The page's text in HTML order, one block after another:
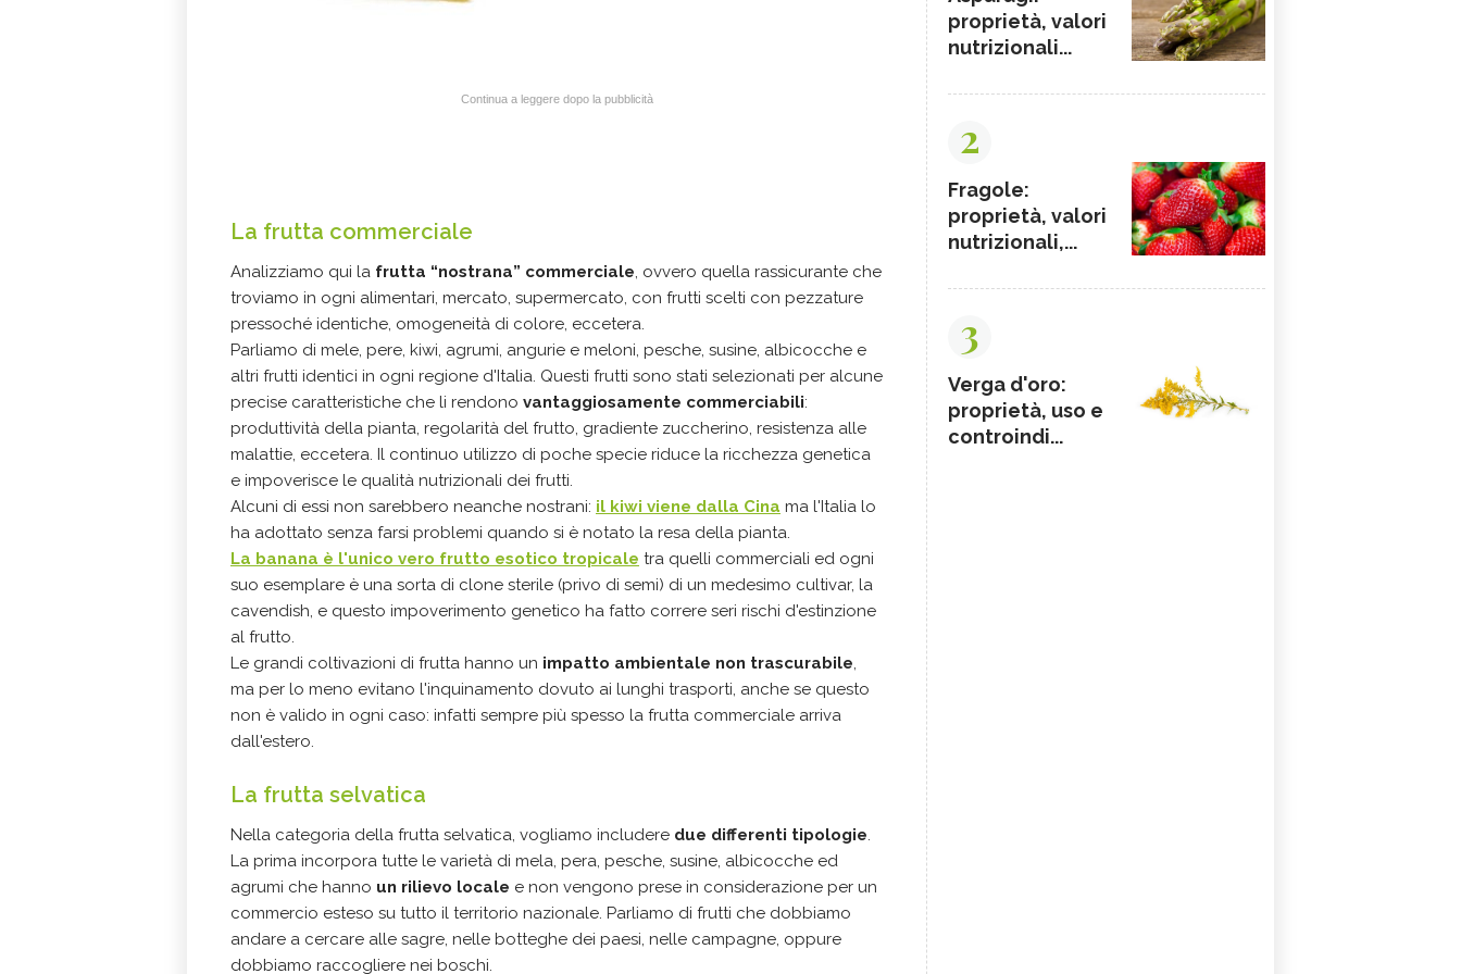
Continua a leggere dopo la pubblicità
La frutta commerciale
Analizziamo qui la frutta “nostrana” commerciale, ovvero quella rassicurante che
troviamo in ogni alimentari, mercato, supermercato, con frutti scelti con pezzature
pressoché identiche, omogeneità di colore, eccetera.
Parliamo di mele, pere, kiwi, agrumi, angurie e meloni, pesche, susine, albicocche e
altri frutti identici in ogni regione d'Italia. Questi frutti sono stati selezionati per alcune
precise caratteristiche che li rendono vantaggiosamente commerciabili:
produttività della pianta, regolarità del frutto, gradiente zuccherino, resistenza alle
malattie, eccetera. Il continuo utilizzo di poche specie riduce la ricchezza genetica
e impoverisce le qualità nutrizionali dei frutti.
Alcuni di essi non sarebbero neanche nostrani: il kiwi viene dalla Cina ma l'Italia lo
ha adottato senza farsi problemi quando si è notato la resa della pianta.
La banana è l'unico vero frutto esotico tropicale tra quelli commerciali ed ogni
suo esemplare è una sorta di clone sterile (privo di semi) di un medesimo cultivar, la
cavendish, e questo impoverimento genetico ha fatto correre seri rischi d'estinzione
al frutto.
Le grandi coltivazioni di frutta hanno un impatto ambientale non trascurabile,
ma per lo meno evitano l'inquinamento dovuto ai lunghi trasporti, anche se questo
non è valido in ogni caso: infatti sempre più spesso la frutta commerciale arriva
dall'estero.
La frutta selvatica
Nella categoria della frutta selvatica, vogliamo includere due differenti tipologie.
La prima incorpora tutte le varietà di mela, pera, pesche, susine, albicocche ed
agrumi che hanno un rilievo locale e non vengono prese in considerazione per un
commercio esteso su tutto il territorio nazionale. Parliamo di frutti che dobbiamo
andare a cercare alle sagre, nelle botteghe dei paesi, nelle campagne, oppure
dobbiamo raccogliere nei boschi.
proprietà, valori
nutrizionali...
2
Fragole:
proprietà, valori
nutrizionali,...
3
Verga d'oro:
proprietà, uso e
controindi...